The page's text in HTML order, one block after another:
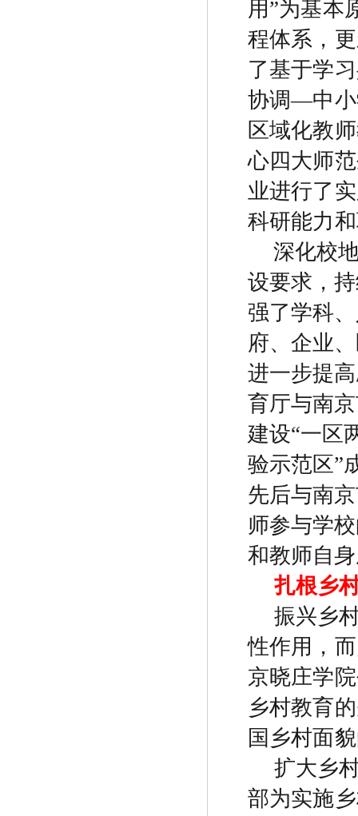
用 ”为基本
程体系，
了基于学
协调—中
区域化教
心四大师
业进行了
科研能力
深化校
设要求，
强了学科
府、企业
进一步提
育厅与南
建设“一区
验示范区”
先后与南
师参与学
和教师自
扎根乡
振兴乡
性作用，
京晓庄学
乡村教育
国乡村面
扩大乡
部为实施